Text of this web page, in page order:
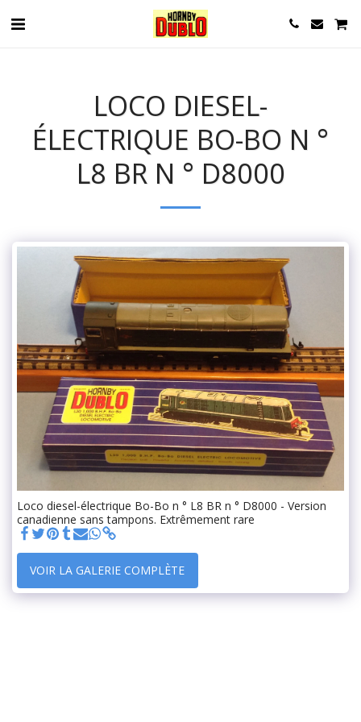
LOCO DIESEL-
ÉLECTRIQUE BO-BO N °
L8 BR N ° D8000
Loco diesel-électrique Bo-Bo n ° L8 BR n ° D8000 - Version
canadienne sans tampons. Extrêmement rare
VOIR LA GALERIE COMPLÈTE